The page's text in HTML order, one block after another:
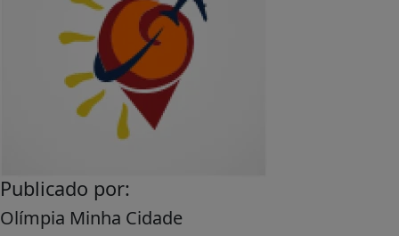
Publicado por:
Olímpia Minha Cidade